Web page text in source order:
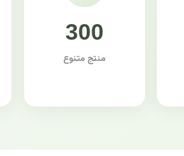
300
منتج متنوع